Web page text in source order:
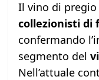
Il vino di pregio
collezionisti di
confermando
segmento del
Nell’attuale